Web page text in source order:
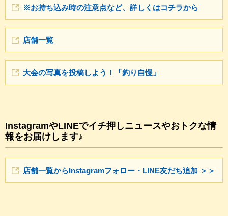
※お持ち込み時の注意点など、詳しくはコチラから
店舗一覧
大会の写真を投稿しよう！「釣り自慢」
InstagramやLINEでイチ押しニュースやおトクな情
報をお届けします♪
店舗一覧からInstagramフォロー・LINE友だち追加 ＞＞